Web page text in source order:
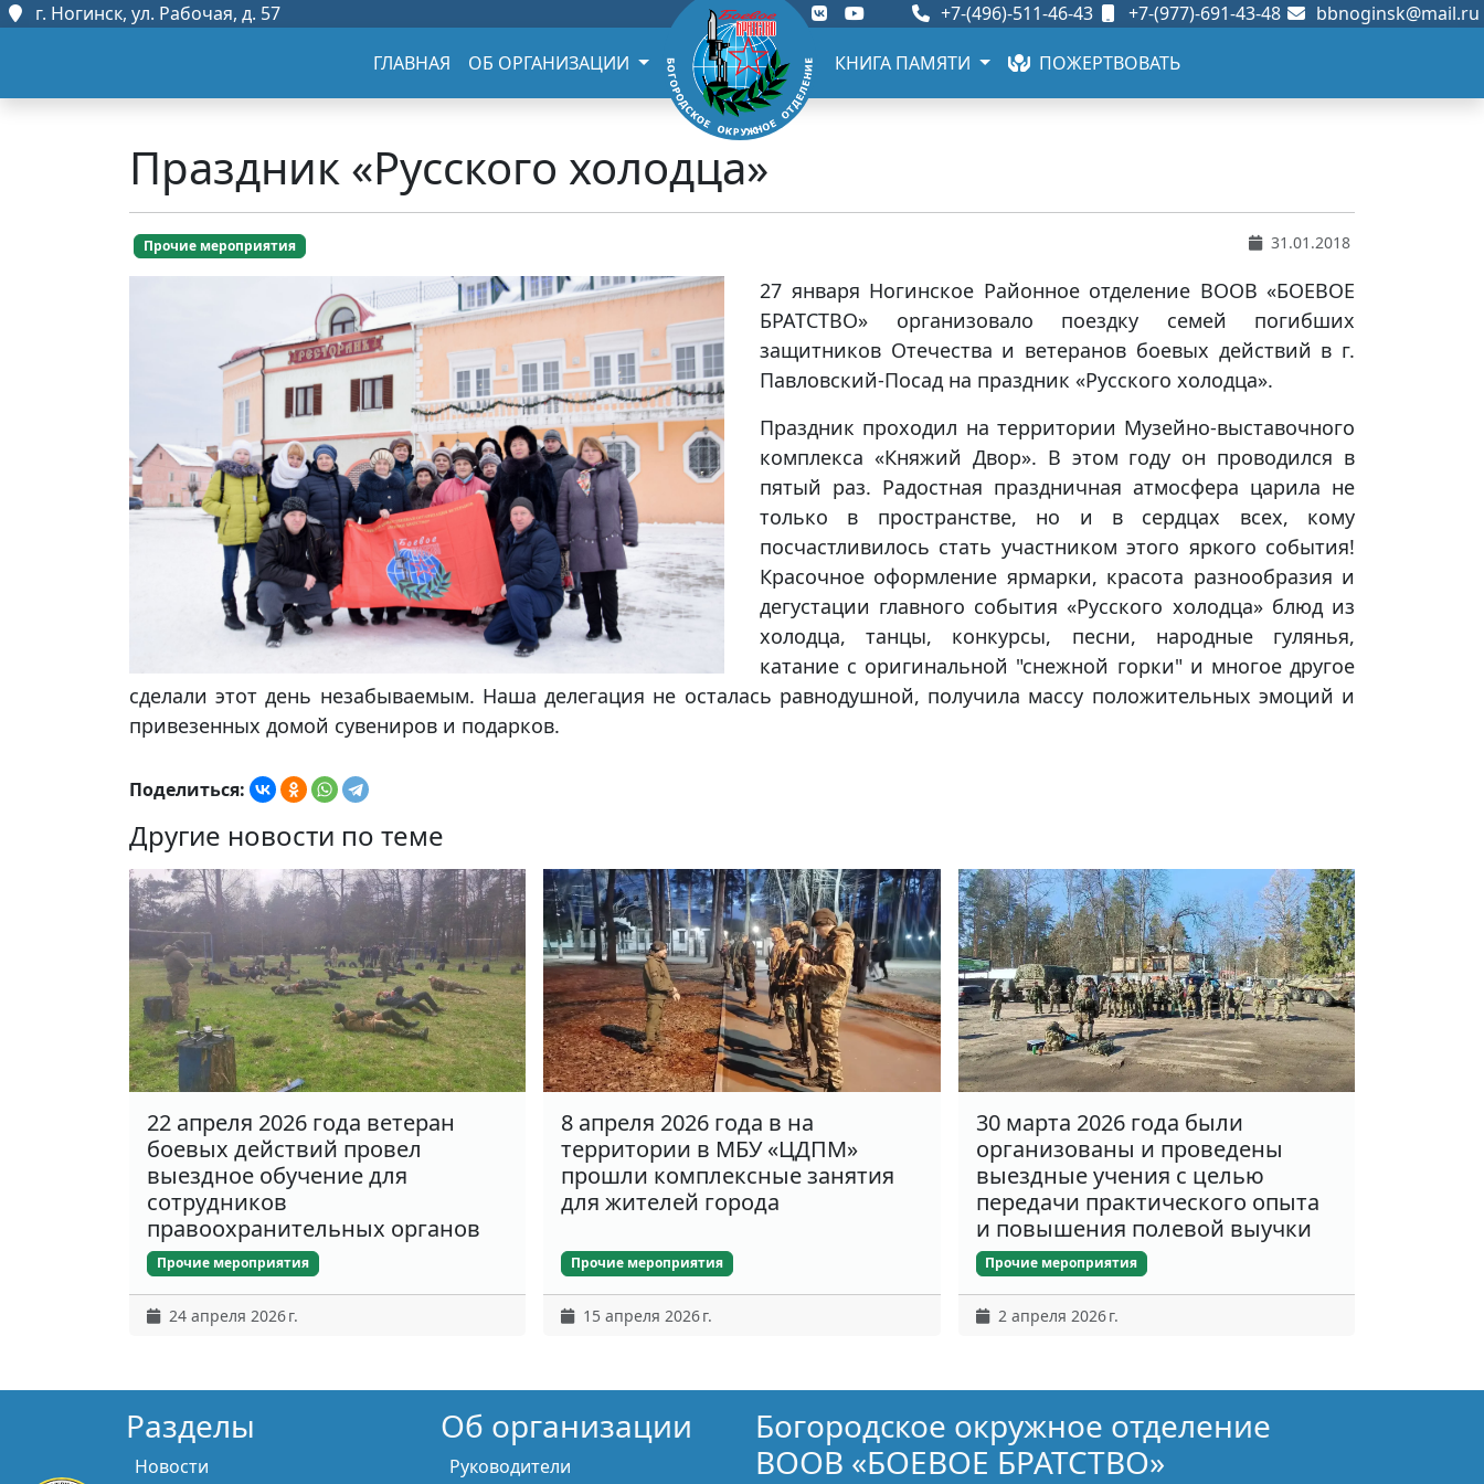
г. Ногинск, ул. Рабочая, д. 57 +7-(496)-511-46-43 +7-(977)-691-43-48 bbnoginsk@mail.ru
ГЛАВНАЯ ОБ ОРГАНИЗАЦИИ КНИГА ПАМЯТИ ПОЖЕРТВОВАТЬ
Праздник «Русского холодца»
Прочие мероприятия 31.01.2018
27 января Ногинское Районное отделение ВООВ «БОЕВОЕ
БРАТСТВО» организовало поездку семей погибших
защитников Отечества и ветеранов боевых действий в г.
Павловский-Посад на праздник «Русского холодца».
Праздник проходил на территории Музейно-выставочного
комплекса «Княжий Двор». В этом году он проводился в
пятый раз. Радостная праздничная атмосфера царила не
только в пространстве, но и в сердцах всех, кому
посчастливилось стать участником этого яркого события!
Красочное оформление ярмарки, красота разнообразия и
дегустации главного события «Русского холодца» блюд из
холодца, танцы, конкурсы, песни, народные гулянья,
катание с оригинальной "снежной горки" и многое другое
сделали этот день незабываемым. Наша делегация не осталась равнодушной, получила массу положительных эмоций и
привезенных домой сувениров и подарков.
Поделиться:
Другие новости по теме
22 апреля 2026 года ветеран
боевых действий провел
выездное обучение для
сотрудников
правоохранительных органов
Прочие мероприятия
24 апреля 2026 г.
8 апреля 2026 года в на
территории в МБУ «ЦДПМ»
прошли комплексные занятия
для жителей города
Прочие мероприятия
15 апреля 2026 г.
30 марта 2026 года были
организованы и проведены
выездные учения с целью
передачи практического опыта
и повышения полевой выучки
Прочие мероприятия
2 апреля 2026 г.
Разделы
Новости
Об организации
Руководители
Богородское окружное отделение
ВООВ «БОЕВОЕ БРАТСТВО»